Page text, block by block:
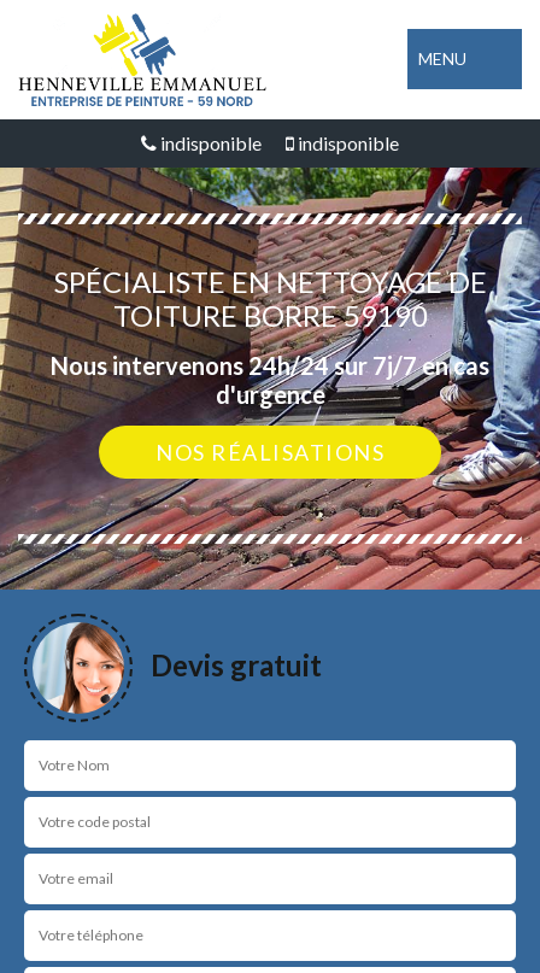
MENU
indisponible indisponible
SPÉCIALISTE EN NETTOYAGE DE
TOITURE BORRE 59190
Nous intervenons 24h/24 sur 7j/7 en cas
d'urgence
NOS RÉALISATIONS
Devis gratuit